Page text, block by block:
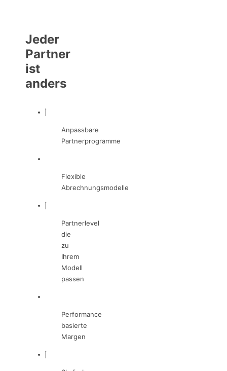
Jeder
Partner
ist
anders
Anpassbare
Partnerprogramme
Flexible
Abrechnungsmodelle
Partnerlevel
die
zu
Ihrem
Modell
passen
Performance
basierte
Margen